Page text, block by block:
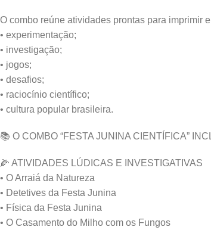
O combo reúne atividades prontas para imprimir
• experimentação;
• investigação;
• jogos;
• desafios;
• raciocínio científico;
• cultura popular brasileira.
📚 O COMBO “FESTA JUNINA CIENTÍFICA”
🌽 ATIVIDADES LÚDICAS E INVESTIGATIVAS
• O Arraiá da Natureza
• Detetives da Festa Junina
• Física da Festa Junina
• O Casamento do Milho com os Fungos